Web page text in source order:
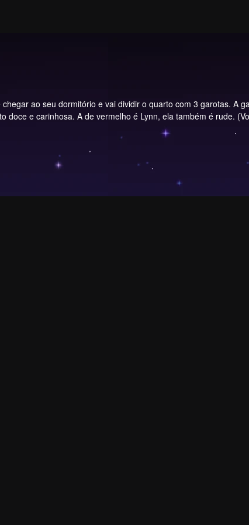
ao seu dormitório e vai dividir o quarto com 3 garotas. A
doce e carinhosa. A de vermelho é Lynn, ela também é rude.